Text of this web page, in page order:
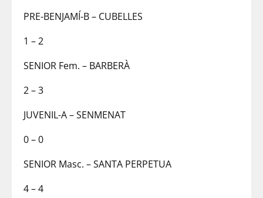
PRE-BENJAMÍ-B – CUBELLES
1 – 2
SENIOR Fem. – BARBERÀ
2 – 3
JUVENIL-A – SENMENAT
0 – 0
SENIOR Masc. – SANTA PERPETUA
4 – 4